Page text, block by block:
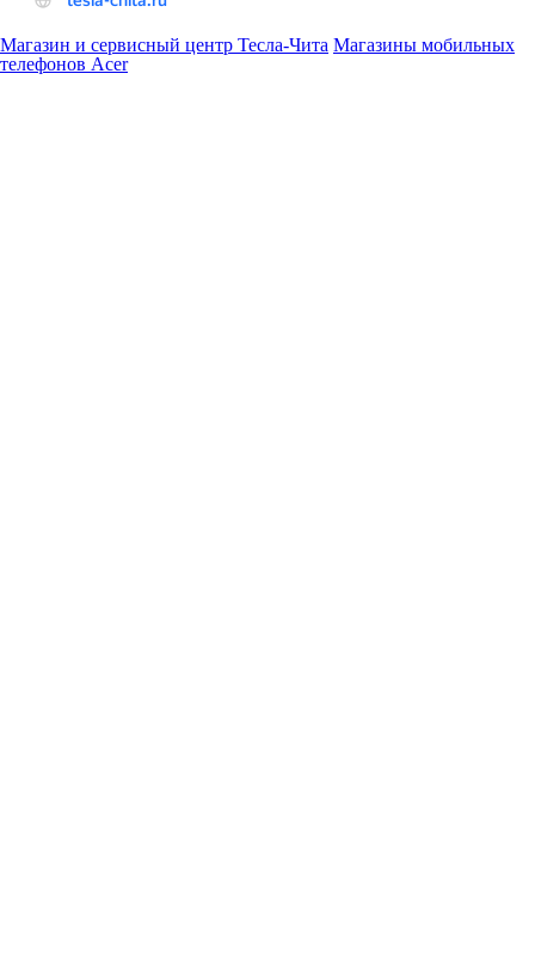
Магазин и сервисный центр Тесла-Чита Магазины мобильных
телефонов Acer